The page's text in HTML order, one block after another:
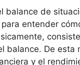
balance de
entender
balance. De esta
y el